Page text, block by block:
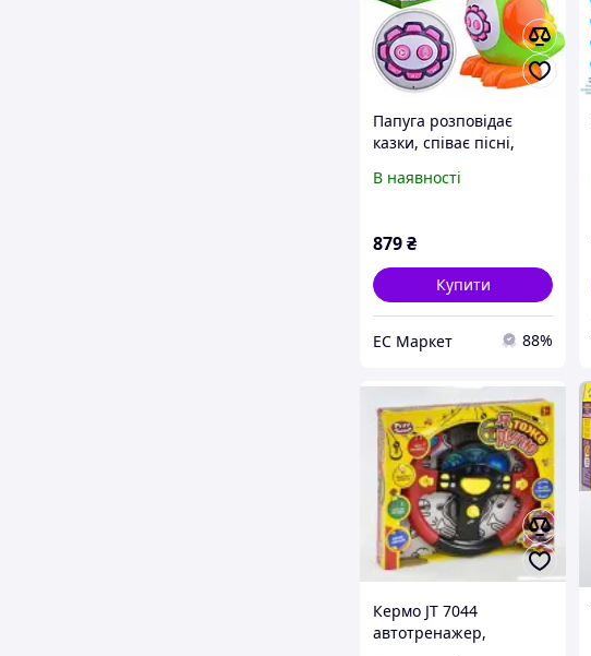
Папуга розповідає
казки, співає пісні,
сенсорний на
В наявності
879₴
Купити
EС Маркет 88%
Кермо JT 7044
автотренажер,